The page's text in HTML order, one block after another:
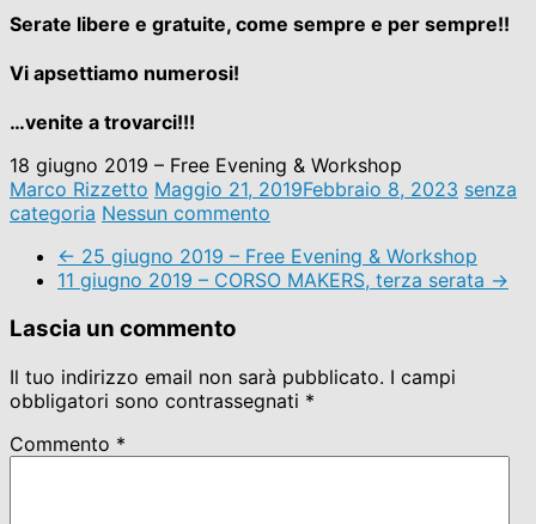
Serate libere e gratuite, come sempre e per sempre!!
Vi apsettiamo numerosi!
…venite a trovarci!!!
18 giugno 2019 – Free Evening & Workshop
Marco Rizzetto Maggio 21, 2019Febbraio 8, 2023 senza
categoria Nessun commento
← 25 giugno 2019 – Free Evening & Workshop
11 giugno 2019 – CORSO MAKERS, terza serata →
Lascia un commento
Il tuo indirizzo email non sarà pubblicato. I campi
obbligatori sono contrassegnati *
Commento *